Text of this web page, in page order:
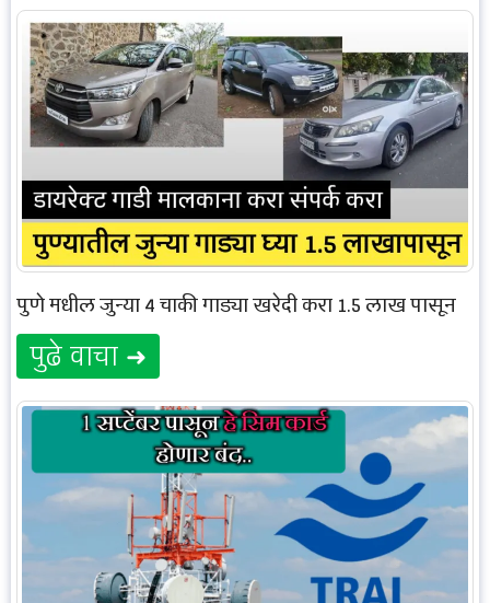
पुणे मधील जुन्या 4 चाकी गाड्या खरेदी करा 1.5 लाख पासून
पुढे वाचा ➜